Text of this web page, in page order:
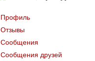
Профиль
Отзывы
Сообщения
Сообщения друзей